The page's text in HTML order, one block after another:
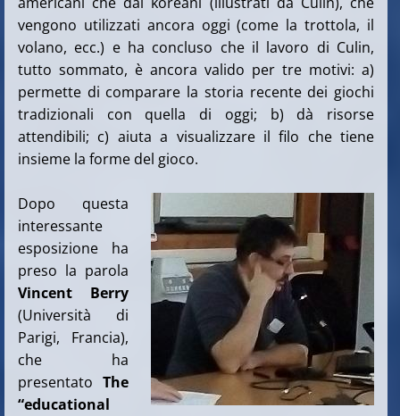
vengono utilizzati ancora oggi (come la trottola, il
volano, ecc.) e ha concluso che il lavoro di Culin,
tutto sommato, è ancora valido per tre motivi: a)
permette di comparare la storia recente dei giochi
tradizionali con quella di oggi; b) dà risorse
attendibili; c) aiuta a visualizzare il filo che tiene
insieme la forme del gioco.
Dopo questa
interessante
esposizione ha
preso la parola
Vincent Berry
(Università di
Parigi, Francia),
che ha
presentatoThe
“educational